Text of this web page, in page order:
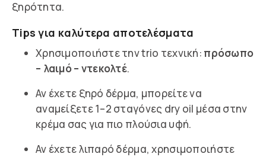
ξηρότητα.
Tips για καλύτερα αποτελέσματα
Χρησιμοποιήστε την trio τεχνική: πρόσωπο
– λαιμό – ντεκολτέ.
Αν έχετε ξηρό δέρμα, μπορείτε να
αναμείξετε 1–2 σταγόνες dry oil μέσα στην
κρέμα σας για πιο πλούσια υφή.
Αν έχετε λιπαρό δέρμα, χρησιμοποιήστε